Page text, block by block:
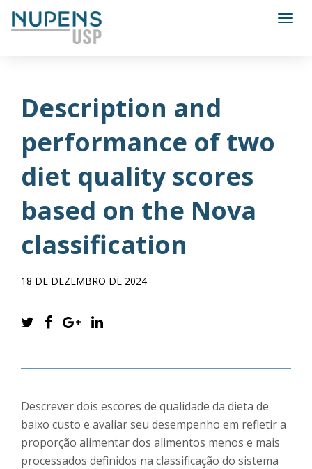
Description and
performance of two
diet quality scores
based on the Nova
classification
18 DE DEZEMBRO DE 2024
Descrever dois escores de qualidade da dieta de
baixo custo e avaliar seu desempenho em refletir a
proporção alimentar dos alimentos menos e mais
processados definidos na classificação do sistema